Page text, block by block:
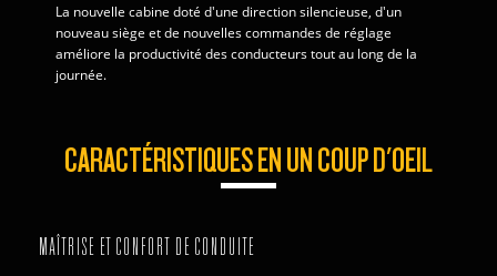
La nouvelle cabine doté d'une direction silencieuse, d'un
nouveau siège et de nouvelles commandes de réglage
améliore la productivité des conducteurs tout au long de la
journée.
CARACTÉRISTIQUES EN UN COUP D'OEIL
MAÎTRISE ET CONFORT DE CONDUITE